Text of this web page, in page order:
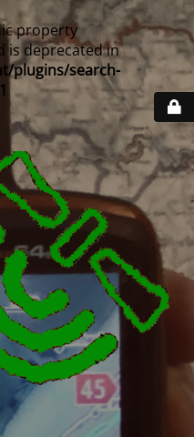
property
is deprecated in
plugins/search-